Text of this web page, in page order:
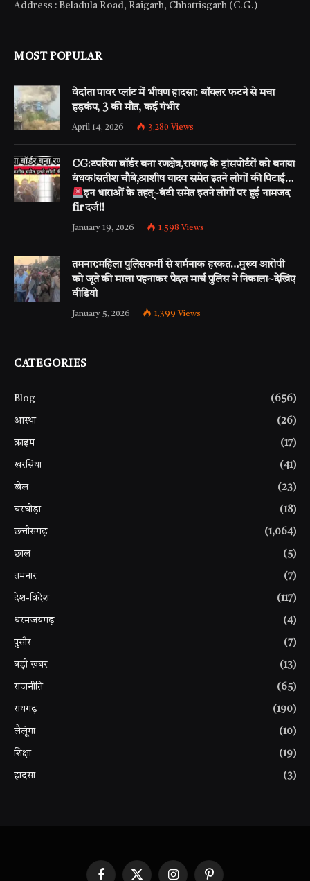
Address : Beladula Road, Raigarh, Chhattisgarh (C.G.)
MOST POPULAR
वेदांता पावर प्लांट में भीषण हादसा: बॉयलर फटने से मचा
हड़कंप, 3 की मौत, कई गंभीर
April 14, 2026 3,280 Views
CG:टपरिया बॉर्डर बना रणक्षेत्र,रायगढ़ के ट्रांसपोर्टरों को बनाया
बंधक!सतीश चौबे,आशीष यादव समेत इतने लोगों की पिटाई…
इन धाराओं के तहत्~बंटी समेत इतने लोगों पर हुई नामजद
fir दर्ज!!
January 19, 2026 1,598 Views
तमनार:महिला पुलिसकर्मी से शर्मनाक हरकत…मुख्य आरोपी
को जूते की माला पहनाकर पैदल मार्च पुलिस ने निकाला~देखिए
वीडियो
January 5, 2026 1,399 Views
CATEGORIES
Blog (656)
आस्था (26)
क्राइम (17)
खरसिया (41)
खेल (23)
घरघोड़ा (18)
छत्तीसगढ़ (1,064)
छाल (5)
तमनार (7)
देश-विदेश (117)
धरमजयगढ़ (4)
पुसौर (7)
बड़ी खबर (13)
राजनीति (65)
रायगढ़ (190)
लैलूंगा (10)
शिक्षा (19)
हादसा (3)